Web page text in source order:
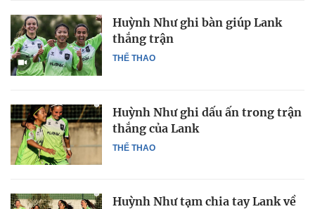
THỂ THAO
Huỳnh Như ghi bàn giúp Lank
thắng trận
THỂ THAO
Huỳnh Như ghi dấu ấn trong trận
thắng của Lank
Huỳnh Như tạm chia tay Lank về